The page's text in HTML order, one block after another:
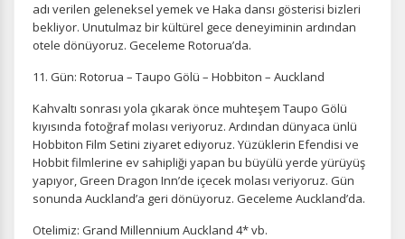
adı verilen geleneksel yemek ve Haka dansı gösterisi bizleri
bekliyor. Unutulmaz bir kültürel gece deneyiminin ardından
otele dönüyoruz. Geceleme Rotorua’da.
11. Gün: Rotorua – Taupo Gölü – Hobbiton – Auckland
Kahvaltı sonrası yola çıkarak önce muhteşem Taupo Gölü
kıyısında fotoğraf molası veriyoruz. Ardından dünyaca ünlü
Hobbiton Film Setini ziyaret ediyoruz. Yüzüklerin Efendisi ve
Hobbit filmlerine ev sahipliği yapan bu büyülü yerde yürüyüş
yapıyor, Green Dragon Inn’de içecek molası veriyoruz. Gün
sonunda Auckland’a geri dönüyoruz. Geceleme Auckland’da.
Otelimiz: Grand Millennium Auckland 4* vb.